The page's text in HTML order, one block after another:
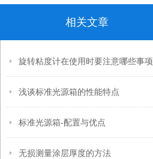
相关文章
旋转粘度计在使用时要注意哪些事项
浅谈标准光源箱的性能特点
标准光源箱-配置与优点
无损测量涂层厚度的方法